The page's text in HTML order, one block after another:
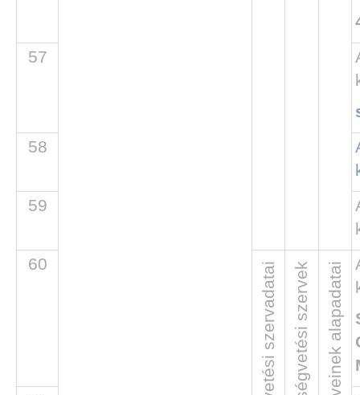
57
58
59
60
Költségvetési szervek